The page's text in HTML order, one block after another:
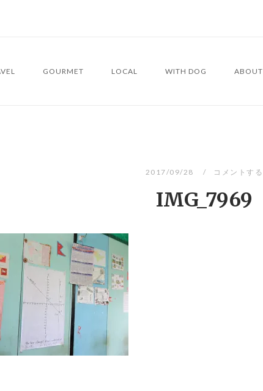
GOURMET LOCAL WITH DOG ABOUT
2017/09/28 コメントする
IMG_7969